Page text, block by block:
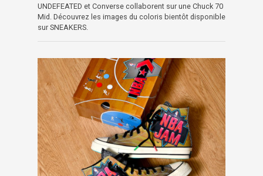
UNDEFEATED et Converse collaborent sur une Chuck 70
Mid. Découvrez les images du coloris bientôt disponible
sur SNEAKERS.